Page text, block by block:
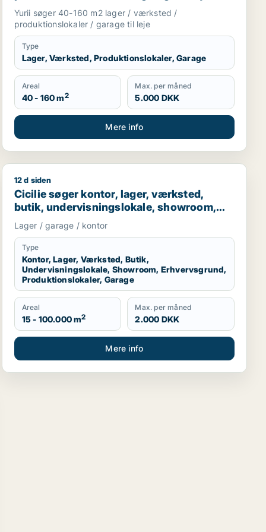
Region Sjælland
Yurii søger 40-160 m2 lager / værksted /
produktionslokaler / garage til leje
Type
Lager, Værksted, Produktionslokaler, Garage
Areal
40 - 160 m2
Max. per måned
5.000 DKK
Mere info
i Hedehusene, Greve eller Ølstykke m.fl.
Cicilie søger kontor, lager, værksted, butik,
12 d siden
Cicilie søger kontor, lager, værksted,
butik, undervisningslokale, showroom,
erhvervsgrund, produktionslokaler eller
garage til leje i Region Sjælland eller
Nordsjælland
Lager / garage / kontor
Type
Kontor, Lager, Værksted, Butik,
Undervisningslokale, Showroom, Erhvervsgrund,
Produktionslokaler, Garage
Areal
15 - 100.000 m2
Max. per måned
2.000 DKK
Mere info